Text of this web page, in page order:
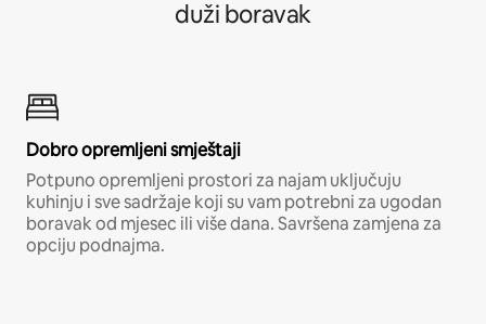
duži boravak
Dobro opremljeni smještaji
Potpuno opremljeni prostori za najam uključuju
kuhinju i sve sadržaje koji su vam potrebni za ugodan
boravak od mjesec ili više dana. Savršena zamjena za
opciju podnajma.